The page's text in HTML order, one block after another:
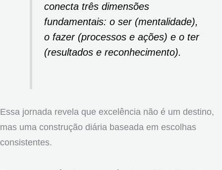
conecta três dimensões
fundamentais: o ser (mentalidade),
o fazer (processos e ações) e o ter
(resultados e reconhecimento).
Essa jornada revela que excelência não é um destino,
mas uma construção diária baseada em escolhas
consistentes.